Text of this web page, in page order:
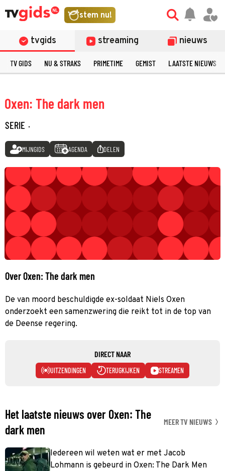
stem nu!
tvgids streaming nieuws
TV GIDS NU & STRAKS PRIMETIME GEMIST LAATSTE NIEUWS
Oxen: The dark men
SERIE ·
MIJNGIDS AGENDA DELEN
Over Oxen: The dark men
De van moord beschuldigde ex-soldaat Niels Oxen
onderzoekt een samenzwering die reikt tot in de top van
de Deense regering.
DIRECT NAAR
UITZENDINGEN TERUGKIJKEN STREAMEN
Het laatste nieuws over Oxen: The
dark men
MEER TV NIEUWS
Iedereen wil weten wat er met Jacob
Lohmann is gebeurd in Oxen: The Dark Men